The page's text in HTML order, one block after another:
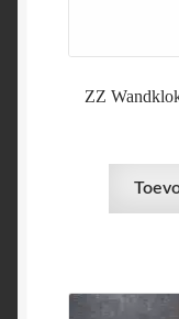
ZZ